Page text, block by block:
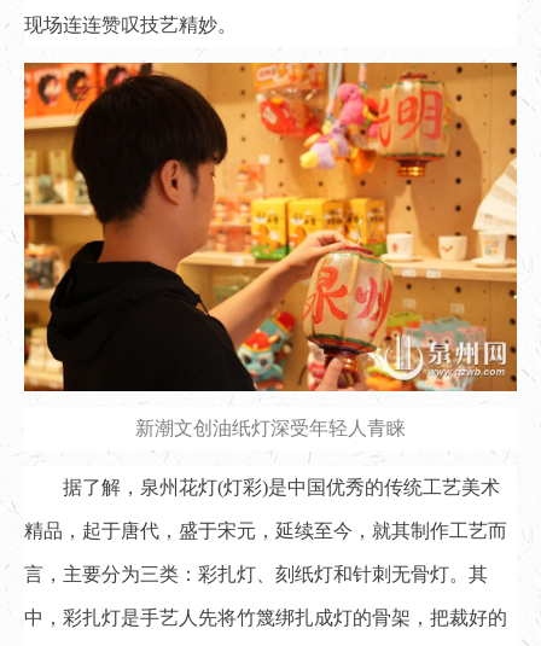
现场连连赞叹技艺精妙。
新潮文创油纸灯深受年轻人青睐
据了解，泉州花灯(灯彩)是中国优秀的传统工艺美术
精品，起于唐代，盛于宋元，延续至今，就其制作工艺而
言，主要分为三类：彩扎灯、刻纸灯和针刺无骨灯。其
中，彩扎灯是手艺人先将竹篾绑扎成灯的骨架，把裁好的